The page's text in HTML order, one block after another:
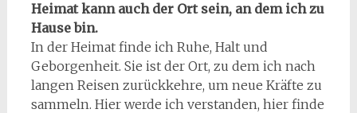
Heimat kann auch der Ort sein, an dem ich zu
Hause bin.
In der Heimat finde ich Ruhe, Halt und
Geborgenheit. Sie ist der Ort, zu dem ich nach
langen Reisen zurückkehre, um neue Kräfte zu
sammeln. Hier werde ich verstanden, hier finde